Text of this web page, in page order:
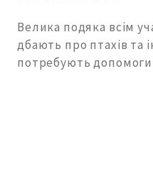
Велика подяка всім
дбають про птахів та
потребують